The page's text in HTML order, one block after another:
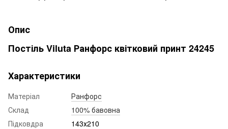
Опис
Постіль Viluta Ранфорс квітковий принт 24245
Характеристики
Матеріал
Ранфорс
Склад
100% бавовна
Підковдра
143х210